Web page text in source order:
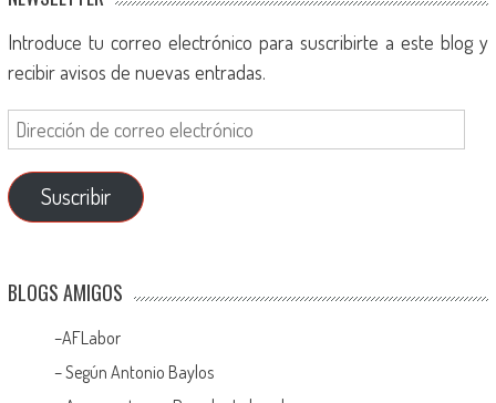
Introduce tu correo electrónico para suscribirte a este blog y
recibir avisos de nuevas entradas.
Suscribir
BLOGS AMIGOS
–AFLabor
– Según Antonio Baylos